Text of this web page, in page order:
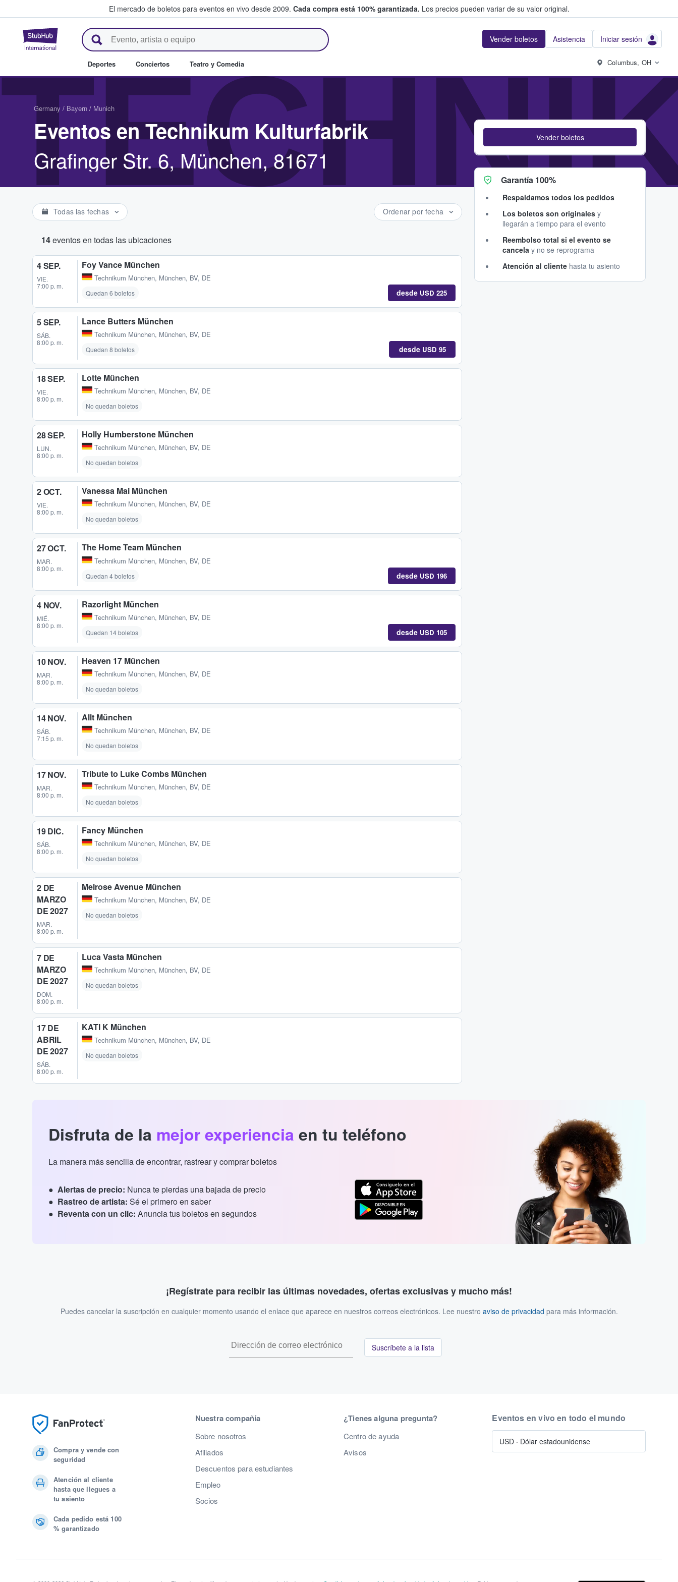
El mercado de boletos para eventos en vivo desde 2009. Cada compra está 100% garantizada. Los precios pueden variar de su valor original.
StubHub: donde los fans compran y venden boletos Vender boletos Asistencia Iniciar sesión
Deportes Conciertos Teatro y Comedia Columbus, OH
Germany / Bayern / Munich
Eventos en Technikum Kulturfabrik
Grafinger Str. 6, München, 81671
Todas las fechas Ordenar por fecha
14eventos en todas las ubicaciones
4 SEP.
VIE.
7:00 p. m.
Foy Vance München
Technikum München, München, BV, DE
Quedan 6 boletos desde USD 225
5 SEP.
SÁB.
8:00 p. m.
Lance Butters München
Technikum München, München, BV, DE
Quedan 8 boletos desde USD 95
18 SEP.
VIE.
8:00 p. m.
Lotte München
Technikum München, München, BV, DE
No quedan boletos
28 SEP.
LUN.
8:00 p. m.
Holly Humberstone München
Technikum München, München, BV, DE
No quedan boletos
2 OCT.
VIE.
8:00 p. m.
Vanessa Mai München
Technikum München, München, BV, DE
No quedan boletos
27 OCT.
MAR.
8:00 p. m.
The Home Team München
Technikum München, München, BV, DE
Quedan 4 boletos desde USD 196
4 NOV.
MIÉ.
8:00 p. m.
Razorlight München
Technikum München, München, BV, DE
Quedan 14 boletos desde USD 105
10 NOV.
MAR.
8:00 p. m.
Heaven 17 München
Technikum München, München, BV, DE
No quedan boletos
14 NOV.
SÁB.
7:15 p. m.
Allt München
Technikum München, München, BV, DE
No quedan boletos
17 NOV.
MAR.
8:00 p. m.
Tribute to Luke Combs München
Technikum München, München, BV, DE
No quedan boletos
19 DIC.
SÁB.
8:00 p. m.
Fancy München
Technikum München, München, BV, DE
No quedan boletos
2 DE
MARZO
DE 2027
MAR.
8:00 p. m.
Melrose Avenue München
Technikum München, München, BV, DE
No quedan boletos
7 DE
MARZO
DE 2027
DOM.
8:00 p. m.
Luca Vasta München
Technikum München, München, BV, DE
No quedan boletos
17 DE
ABRIL
DE 2027
SÁB.
8:00 p. m.
KATI K München
Technikum München, München, BV, DE
No quedan boletos
Vender boletos
Garantía 100%
Respaldamos todos los pedidos
Los boletos son originales y
llegarán a tiempo para el evento
Reembolso total si el evento se
cancela y no se reprograma
Atención al cliente hasta tu asiento
Disfruta de la mejor experiencia en tu teléfono
La manera más sencilla de encontrar, rastrear y comprar boletos
Alertas de precio: Nunca te pierdas una bajada de precio
Rastreo de artista: Sé el primero en saber
Reventa con un clic: Anuncia tus boletos en segundos
¡Regístrate para recibir las últimas novedades, ofertas exclusivas y mucho más!
Puedes cancelar la suscripción en cualquier momento usando el enlace que aparece en nuestros correos electrónicos. Lee nuestro aviso de privacidad para más información.
Suscríbete a la lista
Compra y vende con
seguridad
Atención al cliente
hasta que llegues a
tu asiento
Cada pedido está 100
% garantizado
Nuestra compañía
Sobre nosotros
Afiliados
Descuentos para estudiantes
Empleo
Socios
¿Tienes alguna pregunta?
Centro de ayuda
Avisos
Eventos en vivo en todo el mundo
USD · Dólar estadounidense